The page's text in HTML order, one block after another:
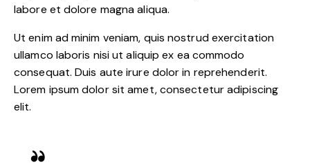
labore et dolore magna aliqua.
Ut enim ad minim veniam, quis nostrud exercitation
ullamco laboris nisi ut aliquip ex ea commodo
consequat. Duis aute irure dolor in reprehenderit.
Lorem ipsum dolor sit amet, consectetur adipiscing
elit.